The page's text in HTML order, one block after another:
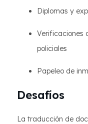
Diplomas y
Verificaciones
policiales
Papeleo de
Desafíos
La traducción de